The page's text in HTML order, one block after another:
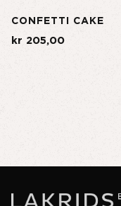
CONFETTI CAKE
kr 205,00